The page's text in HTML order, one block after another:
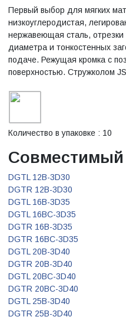
Первый выбор для мягких
низкоуглеродистая,
нержавеющая сталь, отрезки
диаметра и тонкостенных
подаче. Режущая кромка с
поверхностью. Стружколом
Количество в упаковке : 10
Совместимый
DGTL 12B-3D30
DGTR 12B-3D30
DGTL 16B-3D35
DGTL 16BC-3D35
DGTR 16B-3D35
DGTR 16BC-3D35
DGTL 20B-3D40
DGTR 20B-3D40
DGTL 20BC-3D40
DGTR 20BC-3D40
DGTL 25B-3D40
DGTR 25B-3D40